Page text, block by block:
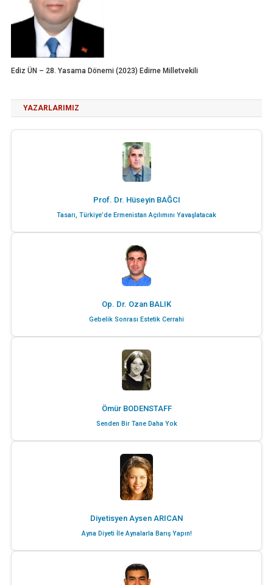
Ediz ÜN – 28. Yasama Dönemi (2023) Edirne Milletvekili
YAZARLARIMIZ
Prof. Dr. Hüseyin BAĞCI
Tasarı, Türkiye’de Ermenistan Açılımını Yavaşlatacak
Op. Dr. Ozan BALIK
Gebelik Sonrası Estetik Cerrahi
Ömür BODENSTAFF
Senden Bir Tane Daha Yok
Diyetisyen Aysen ARICAN
Ayna Diyeti İle Aynalarla Barış Yapın!